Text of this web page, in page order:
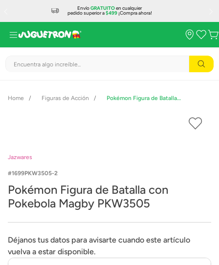
EnvíoGRATUITOen cualquier
pedido superior a$499¡Compra ahora!
Encuentra algo increíble...
Figuras de Acción Pokémon Figura de Batalla con Pokebola Magby PKW3505
Jazwares
1699PKW3505-2
Pokémon Figura de Batalla con
Pokebola Magby PKW3505
Déjanos tus datos para avisarte cuando este artículo
vuelva a estar disponible.